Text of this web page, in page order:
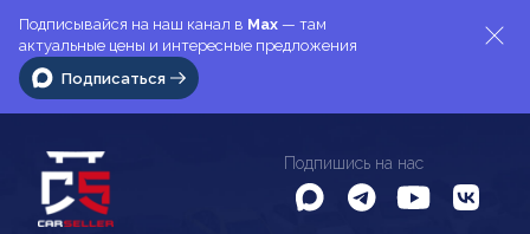
Подписывайся на наш канал в Max — там
актуальные цены и интересные предложения
Подписаться
Подпишись на нас